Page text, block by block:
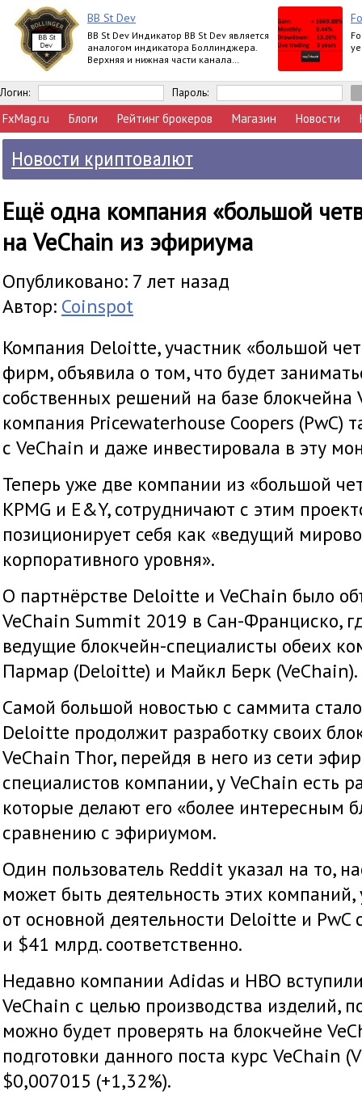
BB St Dev
BB St Dev Индикатор BB St Dev является
аналогом индикатора Боллинджера.
Верхняя и нижная части канала
помощи iStd
Логин: Пароль:
FxMag.ru Блоги Рейтинг брокеров Магазин Новости
Новости криптовалют
Ещё одна компания «большой
на VeChain из эфириума
Опубликовано: 7 лет назад
Автор: Coinspot
Компания Deloitte, участник «большой
фирм, объявила о том, что будет
собственных решений на базе блокчейна
компания Pricewaterhouse Coopers (PwC)
с VeChain и даже инвестировала в эту
Теперь уже две компании из «большой
KPMG и E&Y, сотрудничают с этим
позиционирует себя как «ведущий
корпоративного уровня».
О партнёрстве Deloitte и VeChain было
VeChain Summit 2019 в Сан-Франциско,
ведущие блокчейн-специалисты обеих
Пармар (Deloitte) и Майкл Берк (VeChain).
Самой большой новостью с саммита
Deloitte продолжит разработку своих
VeChain Thor, перейдя в него из сети
специалистов компании, у VeChain есть
которые делают его «более интересным
сравнению с эфириумом.
Один пользователь Reddit указал на то,
может быть деятельность этих
от основной деятельности Deloitte и PwC
и $41 млрд. соответственно.
Недавно компании Adidas и HBO
VeChain с целью производства изделий,
можно будет проверять на блокчейне
подготовки данного поста курс VeChain
$0,007015 (+1,32%).